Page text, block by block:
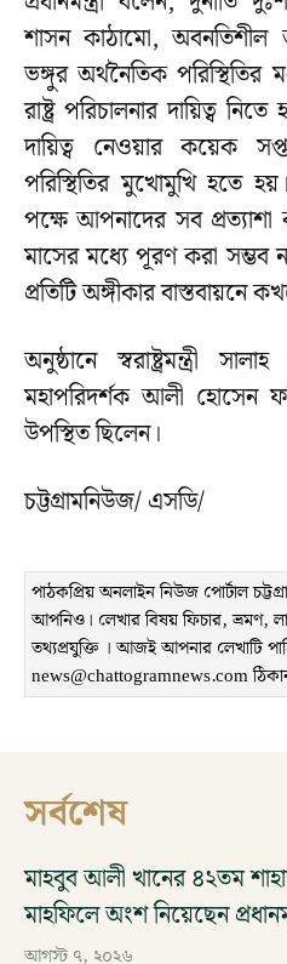
শাসন কাঠামো, অবনতিশীল
ভঙ্গুর অর্থনৈতিক পরিস্থিতির
রাষ্ট্র পরিচালনার দায়িত্ব
দায়িত্ব নেওয়ার কয়েক
পরিস্থিতির মুখোমুখি হতে
পক্ষে আপনাদের সব
মাসের মধ্যে পূরণ করা সম্ভব
প্রতিটি অঙ্গীকার বাস্তবায়নে
অনুষ্ঠানে স্বরাষ্ট্রমন্ত্রী
মহাপরিদর্শক আলী হোসেন
উপস্থিত ছিলেন।
চট্টগ্রামনিউজ/ এসডি/
পাঠকপ্রিয় অনলাইন নিউজ পোর্টাল
আপনিও। লেখার বিষয় ফিচার, ভ্রমণ,
তথ্যপ্রযুক্তি । আজই আপনার লেখাটি
news@chattogramnews.com
সর্বশেষ
মাহবুব আলী খানের ৪২তম
মাহফিলে অংশ নিয়েছেন
আগস্ট ৭, ২০২৬